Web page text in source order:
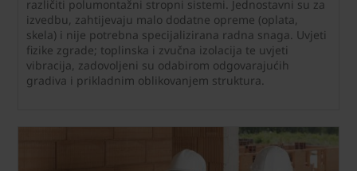
različiti polumontažni stropni sistemi. Jednostavni su za
izvedbu, zahtijevaju malo dodatne opreme (oplata,
skela) i nije potrebna specijalizirana radna snaga. Uvjeti
fizike zgrade; toplinska i zvučna izolacija te uvjeti
vibracija, zadovoljeni su odabirom odgovarajućih
gradiva i prikladnim oblikovanjem struktura.